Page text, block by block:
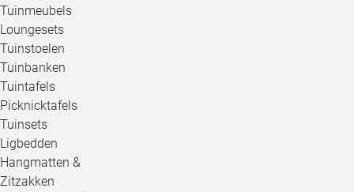
Tuinmeubels
Loungesets
Tuinstoelen
Tuinbanken
Tuintafels
Picknicktafels
Tuinsets
Ligbedden
Hangmatten &
Zitzakken